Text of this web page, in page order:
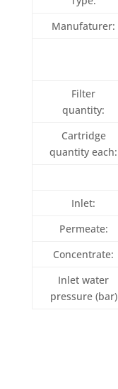
Manufaturer:
Filter
quantity:
Cartridge
quantity each:
Inlet:
Permeate:
Concentrate:
Inlet water
pressure (bar)